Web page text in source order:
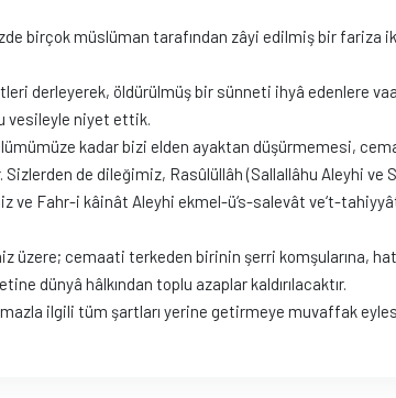
birçok müslüman tarafından zâyi edilmiş bir fariza
derleyerek, öldürülmüş bir sünneti ihyâ edenlere
vesileyle niyet ettik.
kadar bizi elden ayaktan düşürmemesi,
de dileğimiz, Rasûlüllâh (Sallallâhu Aleyhi
ve Fahr-i kâinât Aleyhi ekmel-ü‘s-salevât ve‘t-
üzere; cemaati terkeden birinin şerri komşularına,
dünyâ hâlkından toplu azaplar kaldırılacaktır.
ilgili tüm şartları yerine getirmeye muvaffak